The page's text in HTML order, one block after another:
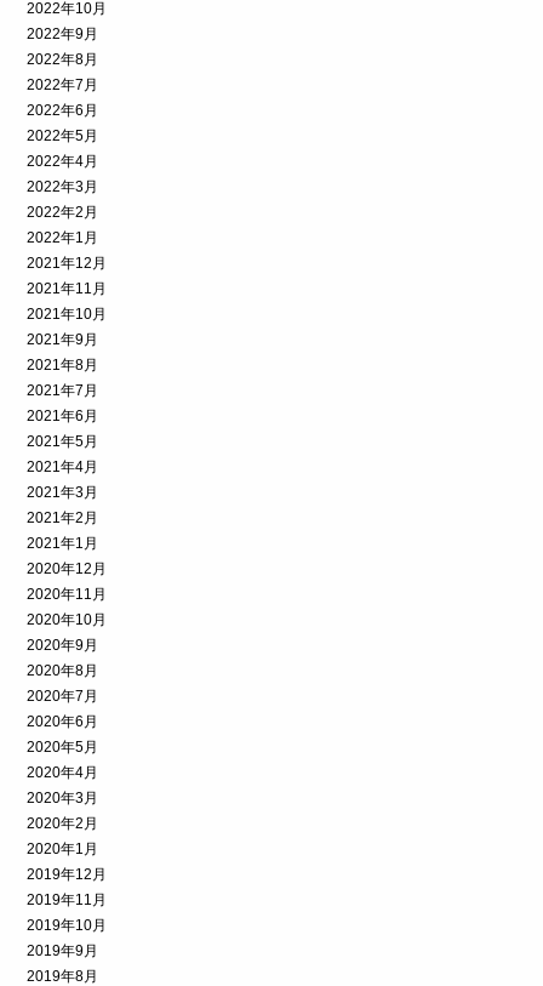
2022年10月
2022年9月
2022年8月
2022年7月
2022年6月
2022年5月
2022年4月
2022年3月
2022年2月
2022年1月
2021年12月
2021年11月
2021年10月
2021年9月
2021年8月
2021年7月
2021年6月
2021年5月
2021年4月
2021年3月
2021年2月
2021年1月
2020年12月
2020年11月
2020年10月
2020年9月
2020年8月
2020年7月
2020年6月
2020年5月
2020年4月
2020年3月
2020年2月
2020年1月
2019年12月
2019年11月
2019年10月
2019年9月
2019年8月